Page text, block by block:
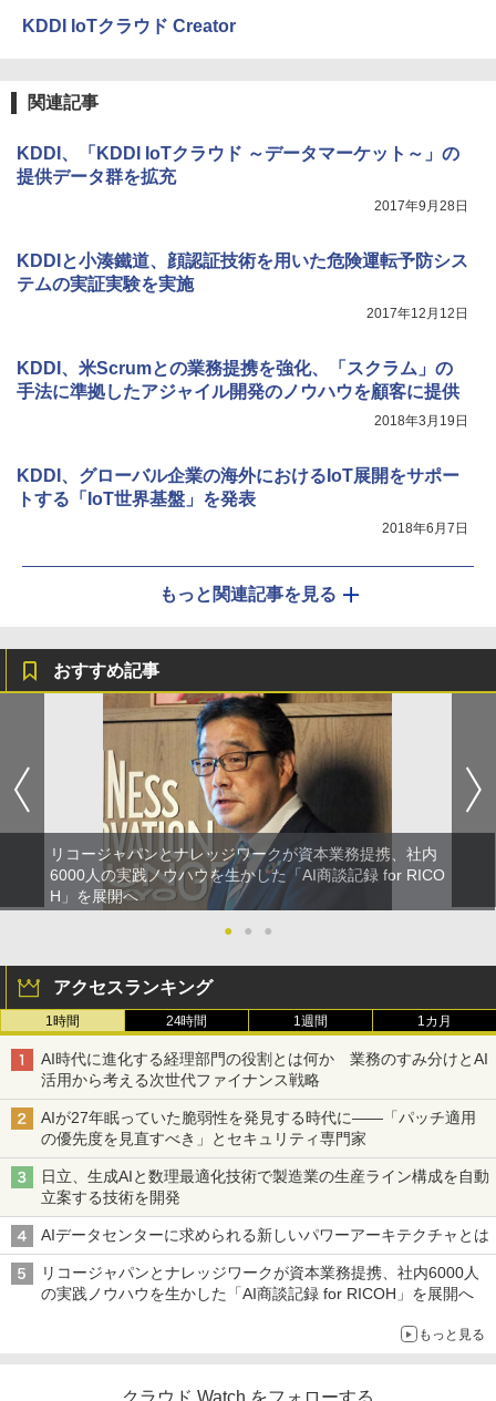
KDDI IoTクラウド Creator
関連記事
KDDI、「KDDI IoTクラウド ～データマーケット～」の
提供データ群を拡充
2017年9月28日
KDDIと小湊鐵道、顔認証技術を用いた危険運転予防シス
テムの実証実験を実施
2017年12月12日
KDDI、米Scrumとの業務提携を強化、「スクラム」の
手法に準拠したアジャイル開発のノウハウを顧客に提供
2018年3月19日
KDDI、グローバル企業の海外におけるIoT展開をサポー
トする「IoT世界基盤」を発表
2018年6月7日
もっと関連記事を見る
おすすめ記事
リコージャパンとナレッジワークが資本業務提携、社内
6000人の実践ノウハウを生かした「AI商談記録 for RICO
H」を展開へ
●
● ●
アクセスランキング
1時間 24時間 1週間 1カ月
AI時代に進化する経理部門の役割とは何か 業務のすみ分けとAI
活用から考える次世代ファイナンス戦略
AIが27年眠っていた脆弱性を発見する時代に――「パッチ適用
の優先度を見直すべき」とセキュリティ専門家
日立、生成AIと数理最適化技術で製造業の生産ライン構成を自動
立案する技術を開発
AIデータセンターに求められる新しいパワーアーキテクチャとは
リコージャパンとナレッジワークが資本業務提携、社内6000人
の実践ノウハウを生かした「AI商談記録 for RICOH」を展開へ
もっと見る